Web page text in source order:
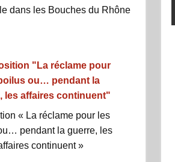
dans les Bouches du Rhône
« La réclame pour les
pendant la guerre, les
continuent »